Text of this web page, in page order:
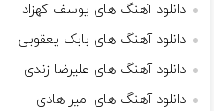
دانلود آهنگ های یوسف کهزاد
دانلود آهنگ های بابک یعقوبی
دانلود آهنگ های علیرضا زندی
دانلود آهنگ های امیر هادی